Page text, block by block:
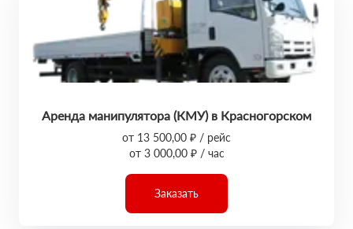
Аренда манипулятора (КМУ) в Красногорском
от 13 500,00 ₽ / рейс
от 3 000,00 ₽ / час
Заказать